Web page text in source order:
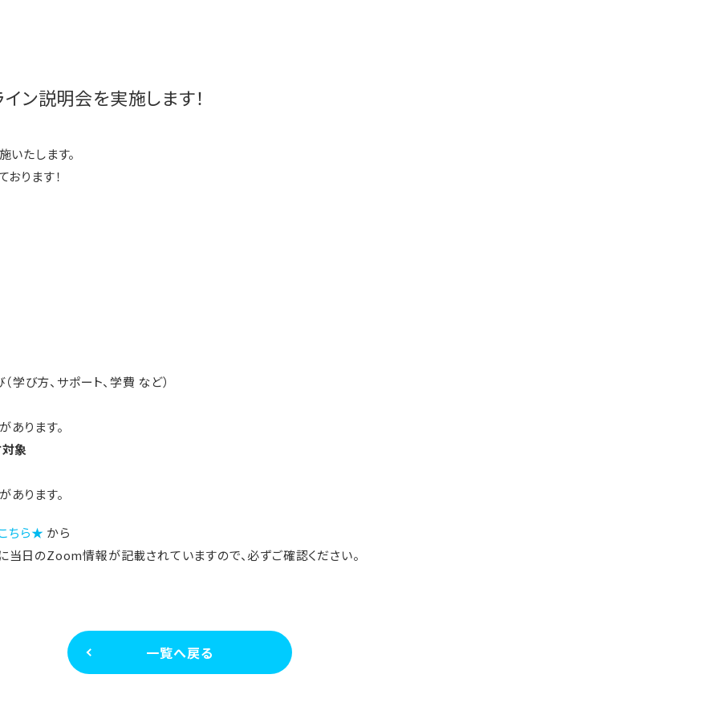
ン説明会を実施します！
いたします。
ります！
び方、サポート、学費 など）
ります。
象
ります。
ちら★ から
日のZoom情報が記載されていますので、必ずご確認ください。
一覧へ戻る